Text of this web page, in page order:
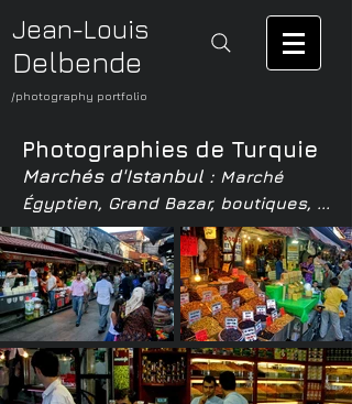
Jean-Louis
Delbende
/photography portfolio
Photographies de Turquie
Marchés d'Istanbul : Marché
Égyptien, Grand Bazar, boutiques, ...